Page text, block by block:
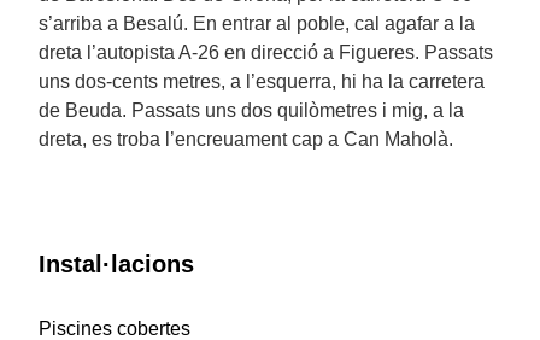
s’arriba a Besalú. En entrar al poble, cal agafar a la
dreta l’autopista A-26 en direcció a Figueres. Passats
uns dos-cents metres, a l’esquerra, hi ha la carretera
de Beuda. Passats uns dos quilòmetres i mig, a la
dreta, es troba l’encreuament cap a Can Maholà.
Instal·lacions
Piscines cobertes